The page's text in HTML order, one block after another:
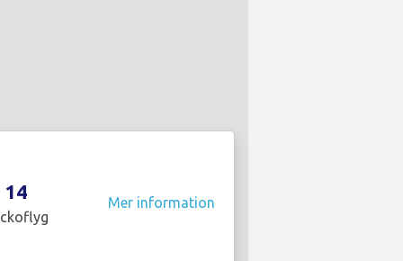
14 Mer information